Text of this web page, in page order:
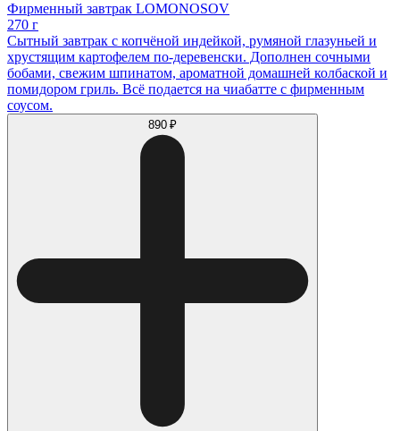
Фирменный завтрак LOMONOSOV
270 г
Сытный завтрак с копчёной индейкой, румяной глазуньей и
хрустящим картофелем по-деревенски. Дополнен сочными
бобами, свежим шпинатом, ароматной домашней колбаской и
помидором гриль. Всё подается на чиабатте с фирменным
соусом.
890 ₽